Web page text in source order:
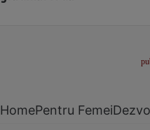
HomePentru Femei